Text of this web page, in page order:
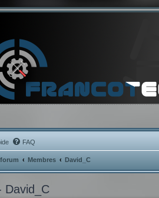
FAQ
Membres David_C
David_C